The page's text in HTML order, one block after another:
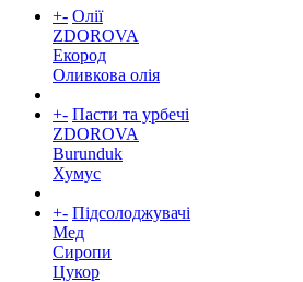
+- Олії
ZDOROVA
Екород
Оливкова олія
+- Пасти та урбечі
ZDOROVA
Burunduk
Хумус
+- Підсолоджувачі
Мед
Сиропи
Цукор